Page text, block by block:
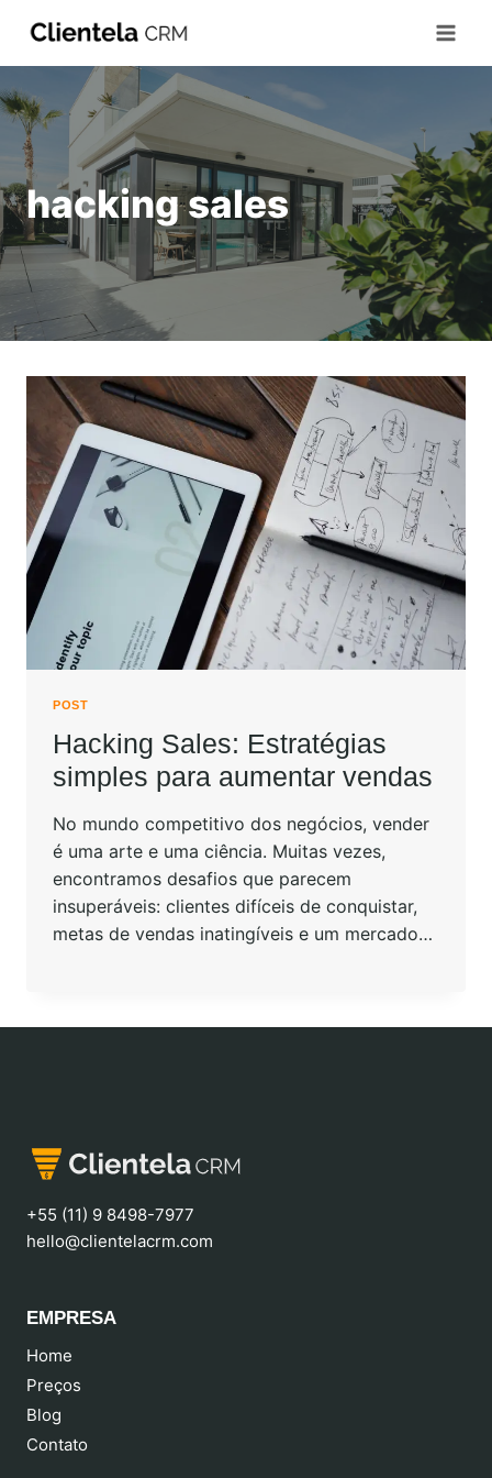
hacking sales
POST
Hacking Sales: Estratégias
simples para aumentar vendas
No mundo competitivo dos negócios, vender
é uma arte e uma ciência. Muitas vezes,
encontramos desafios que parecem
insuperáveis: clientes difíceis de conquistar,
metas de vendas inatingíveis e um mercado…
+55 (11) 9 8498-7977
hello@clientelacrm.com
EMPRESA
Home
Preços
Blog
Contato